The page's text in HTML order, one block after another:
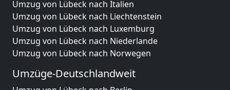
Umzug von Lübeck nach Italien
Umzug von Lübeck nach Liechtenstein
Umzug von Lübeck nach Luxemburg
Umzug von Lübeck nach Niederlande
Umzug von Lübeck nach Norwegen
Umzüge-Deutschlandweit